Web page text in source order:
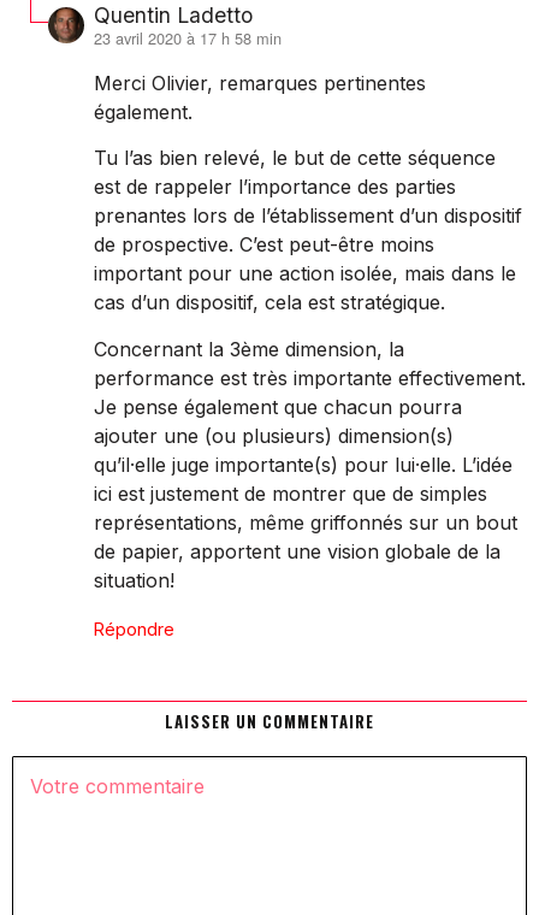
Quentin Ladetto
dit :
23 avril 2020 à 17 h 58 min
Merci Olivier, remarques pertinentes
également.
Tu l’as bien relevé, le but de cette séquence
est de rappeler l’importance des parties
prenantes lors de l’établissement d’un dispositif
de prospective. C’est peut-être moins
important pour une action isolée, mais dans le
cas d’un dispositif, cela est stratégique.
Concernant la 3ème dimension, la
performance est très importante effectivement.
Je pense également que chacun pourra
ajouter une (ou plusieurs) dimension(s)
qu’il·elle juge importante(s) pour lui·elle. L’idée
ici est justement de montrer que de simples
représentations, même griffonnés sur un bout
de papier, apportent une vision globale de la
situation!
Répondre
LAISSER UN COMMENTAIRE